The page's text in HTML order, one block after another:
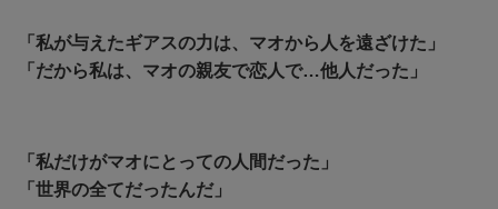
「私が与えたギアスの力は、マオから人を遠ざけた」
「だから私は、マオの親友で恋人で…他人だった」
「私だけがマオにとっての人間だった」
「世界の全てだったんだ」